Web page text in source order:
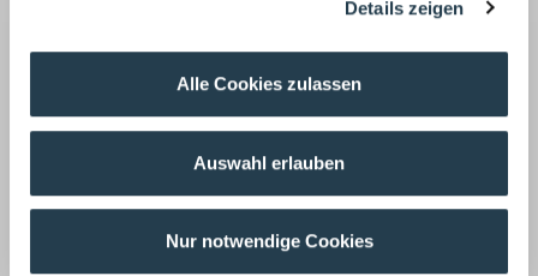
Details zeigen
Alle Cookies zulassen
Auswahl erlauben
Nur notwendige Cookies
E-Mail:r.deconno@wws-gruppe.de
Zurück
Auf dem neuesten Stand
Unsere Mitarbeiter befassen sich für unsere Mandanten
laufend mit aktuellen Themen aus